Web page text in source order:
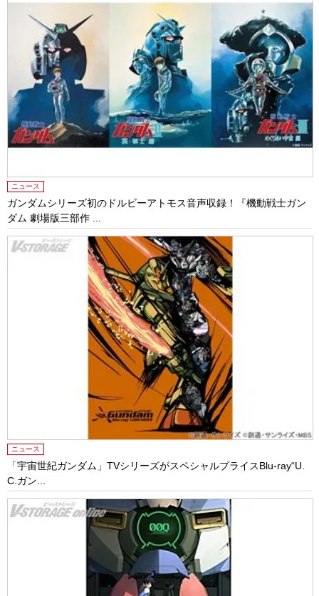
ニュース
ガンダムシリーズ初のドルビーアトモス音声収録！『機動戦士ガン
ダム 劇場版三部作 ...
ニュース
「宇宙世紀ガンダム」TVシリーズがスペシャルプライスBlu-ray“U.
C.ガン...